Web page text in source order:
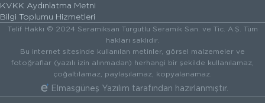
KVKK Aydınlatma Metni
Bilgi Toplumu Hizmetleri
Telif Hakkı © 2024 Seramiksan Turgutlu Seramik San. ve Tic. A.Ş. Tüm
hakları saklıdır.
Bu internet sitesinde kullanılan metinler, görsel malzemeler ve
fotoğraflar (yazılı izin alınmadan) herhangi bir şekilde kullanılamaz,
çoğaltılamaz, paylaşılamaz, kopyalanamaz.
Elmasgüneş Yazılım tarafından hazırlanmıştır.